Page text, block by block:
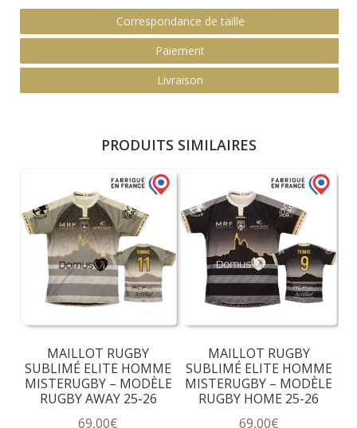
Correspondance de taille
Paiement
Livraison
PRODUITS SIMILAIRES
MAILLOT RUGBY
SUBLIMÉ ELITE HOMME
MISTERUGBY – MODÈLE
RUGBY AWAY 25-26
69,00€
MAILLOT RUGBY
SUBLIMÉ ELITE HOMME
MISTERUGBY – MODÈLE
RUGBY HOME 25-26
69,00€